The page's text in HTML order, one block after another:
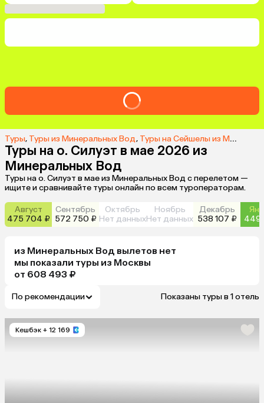
Туры, Туры из Минеральных Вод, Туры на Сейшелы из Минеральных Вод
Туры на о. Силуэт в мае 2026 из
Минеральных Вод
Туры на о. Силуэт в мае из Минеральных Вод с перелетом —
ищите и сравнивайте туры онлайн по всем туроператорам.
Август
475 704 ₽
Сентябрь
572 750 ₽
Октябрь
Нет данных
Ноябрь
Нет данных
Декабрь
538 107 ₽
449
из Минеральных Вод вылетов нет
мы показали туры из Москвы
от 608 493 ₽
По рекомендации Показаны туры в 1 отель
Кешбэк + 12 169